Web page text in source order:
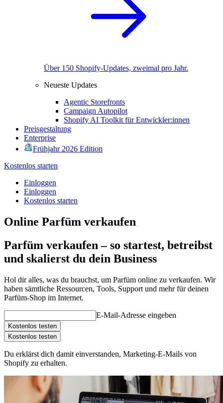
Über 150 Shopify-Updates, zweimal pro Jahr.
Neueste Updates
Agentic Storefronts
Campaign Autopilot
Shopify AI Toolkit für Entwickler:innen
Preisgestaltung
Enterprise
Frühjahr 2026 Edition
Kostenlos starten
Einloggen
Einloggen
Kostenlos starten
Online Parfüm verkaufen
Parfüm verkaufen – so startest, betreibst
und skalierst du dein Business
Hol dir alles, was du brauchst, um Parfüm online zu verkaufen. Wir
haben sämtliche Ressourcen, Tools, Support und mehr für deinen
Parfüm-Shop im Internet.
E-Mail-Adresse eingeben
Kostenlos testen
Kostenlos testen
Du erklärst dich damit einverstanden, Marketing-E-Mails von
Shopify zu erhalten.